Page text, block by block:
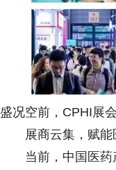
盛况空前，CPHI展
展商云集，赋
当前，中国医